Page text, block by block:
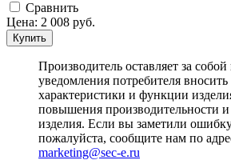
Cравнить
Цена: 2 008 руб.
Купить
Производитель оставляет за собой
уведомления потребителя
характеристики и функции
повышения производительности и
изделия. Если вы заметили
пожалуйста, сообщите нам по
marketing@sec-e.ru